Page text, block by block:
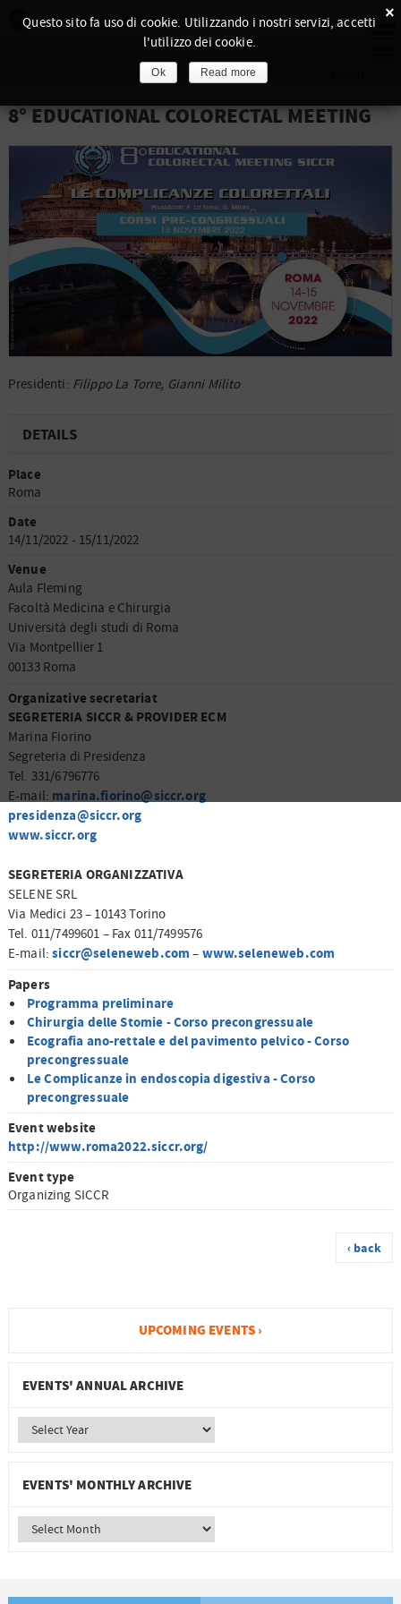
8° EDUCATIONAL COLORECTAL MEETING
Presidenti: Filippo La Torre, Gianni Milito
DETAILS
Place
Roma
Date
14/11/2022 - 15/11/2022
Venue
Aula Fleming
Facoltà Medicina e Chirurgia
Università degli studi di Roma
Via Montpellier 1
00133 Roma
Organizative secretariat
SEGRETERIA SICCR & PROVIDER ECM
Marina Fiorino
Segreteria di Presidenza
Tel. 331/6796776
E-mail: marina.fiorino@siccr.org
presidenza@siccr.org
www.siccr.org
SEGRETERIA ORGANIZZATIVA
SELENE SRL
Via Medici 23 – 10143 Torino
Tel. 011/7499601 – Fax 011/7499576
E-mail:siccr@seleneweb.com – www.seleneweb.com
Papers
Programma preliminare
Chirurgia delle Stomie - Corso precongressuale
Ecografia ano-rettale e del pavimento pelvico - Corso
precongressuale
Le Complicanze in endoscopia digestiva - Corso
precongressuale
Event website
http://www.roma2022.siccr.org/
Event type
Organizing SICCR
‹ back
UPCOMING EVENTS ›
EVENTS' ANNUAL ARCHIVE
EVENTS' MONTHLY ARCHIVE
×
Questo sito fa uso di cookie. Utilizzando i nostri servizi, accetti
l'utilizzo dei cookie.
Ok Read more